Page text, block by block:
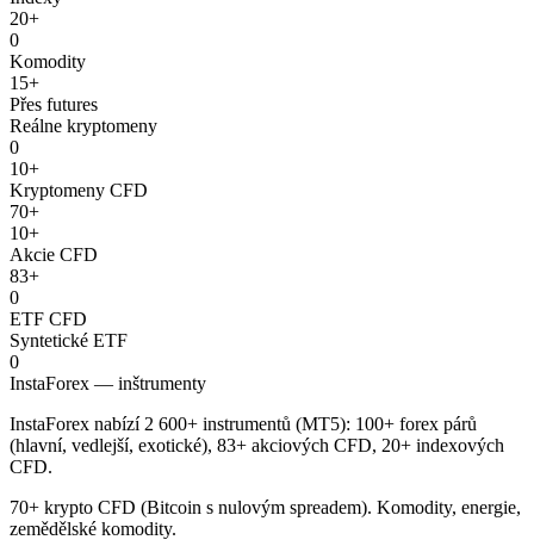
20+
0
Komodity
15+
Přes futures
Reálne kryptomeny
0
10+
Kryptomeny CFD
70+
10+
Akcie CFD
83+
0
ETF CFD
Syntetické ETF
0
InstaForex — inštrumenty
InstaForex nabízí 2 600+ instrumentů (MT5): 100+ forex párů
(hlavní, vedlejší, exotické), 83+ akciových CFD, 20+ indexových
CFD.
70+ krypto CFD (Bitcoin s nulovým spreadem). Komodity, energie,
zemědělské komodity.